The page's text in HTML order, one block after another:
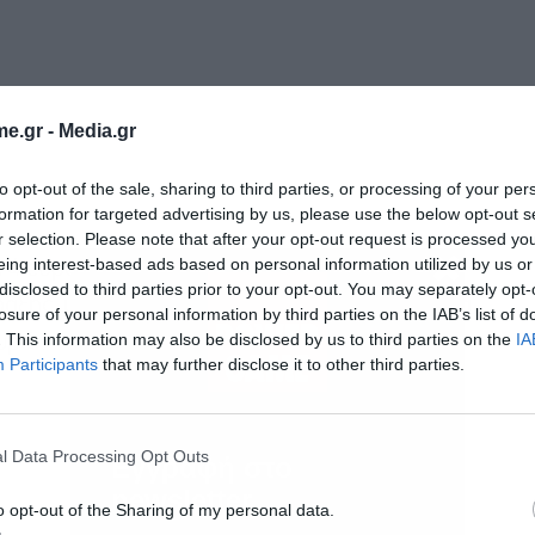
- Media.gr
opt-out of the sale, sharing to third parties, or processing of your
for targeted advertising by us, please use the below opt-out
selection. Please note that after your opt-out request is processed
interest-based ads based on personal information utilized by us
to third parties prior to your opt-out. You may separately
of your personal information by third parties on the IAB’s list of
This information may also be disclosed by us to third parties on the
Participants that may further disclose it to other third parties.
Data Processing Opt Outs
opt-out of the Sharing of my personal data.
4 ευρώ από αυτά τα χρέη, δηλαδή 26,35 δισ.
με το πραγματικά διεκδικήσιμο ποσό να
Εγγραφή στο
newsletter